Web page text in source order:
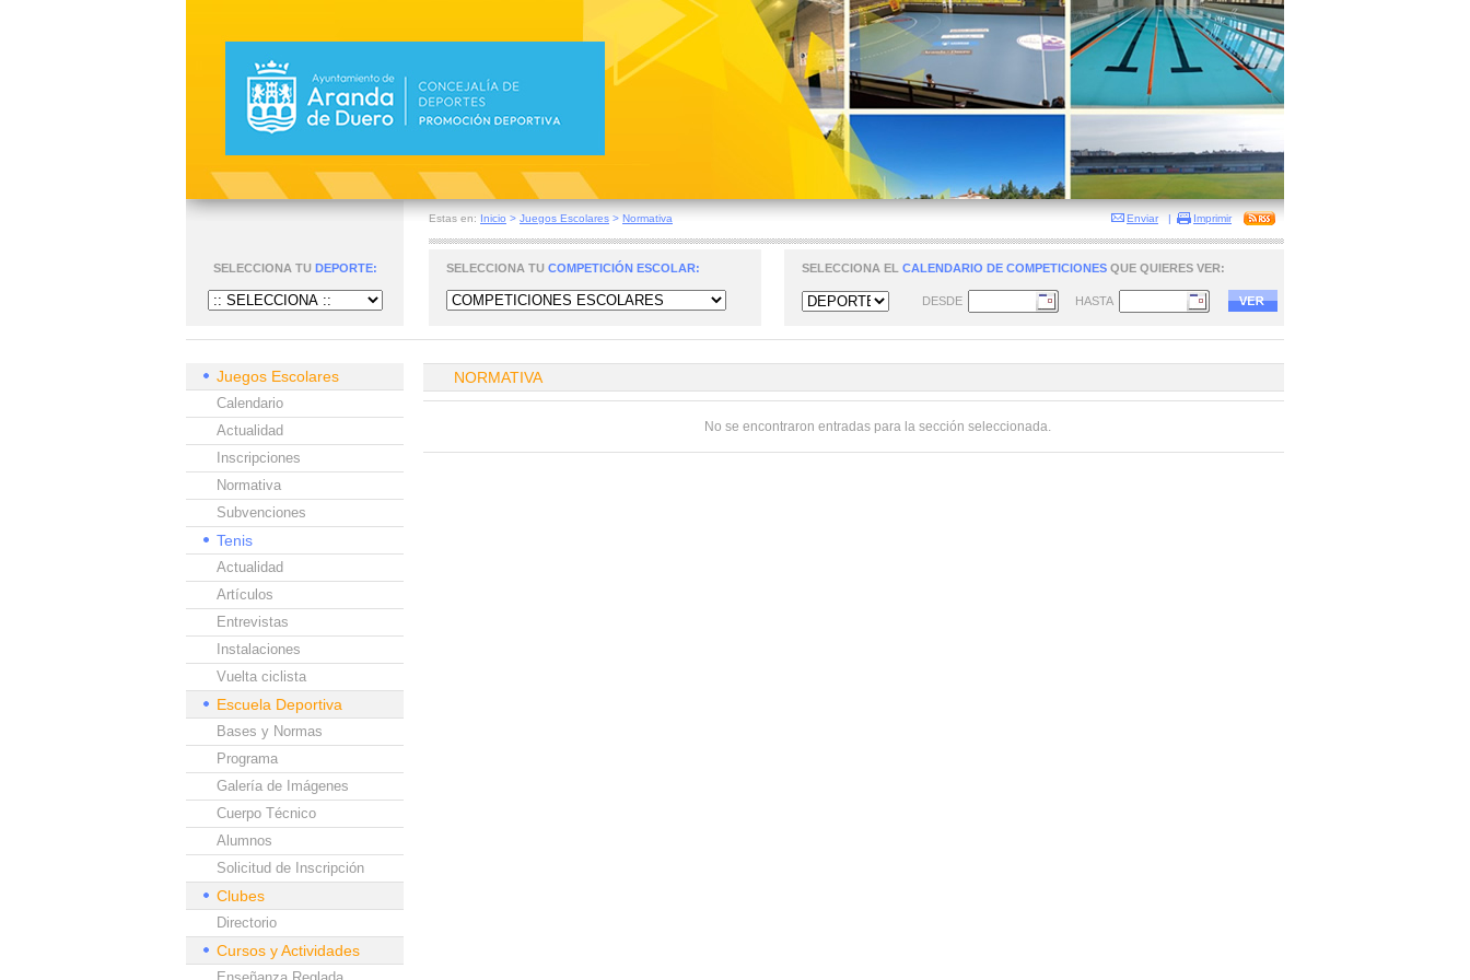
Estas en: Inicio > Juegos Escolares > Normativa Enviar | Imprimir
SELECCIONA TU DEPORTE: SELECCIONA TU COMPETICIÓN ESCOLAR: SELECCIONA EL CALENDARIO DE COMPETICIONES QUE QUIERES VER:
DESDE HASTA
Juegos Escolares
Calendario
Actualidad
Inscripciones
Normativa
Subvenciones
Tenis
Actualidad
Artículos
Entrevistas
Instalaciones
Vuelta ciclista
Escuela Deportiva
Bases y Normas
Programa
Galería de Imágenes
Cuerpo Técnico
Alumnos
Solicitud de Inscripción
Clubes
Directorio
Cursos y Actividades
NORMATIVA
No se encontraron entradas para la sección seleccionada.